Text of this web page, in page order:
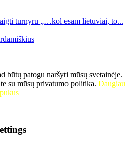
turnyru „…kol esam lietuviai, to...
būtų patogu naršyti mūsų svetainėje.
su mūsų privatumo politika. Daugiau